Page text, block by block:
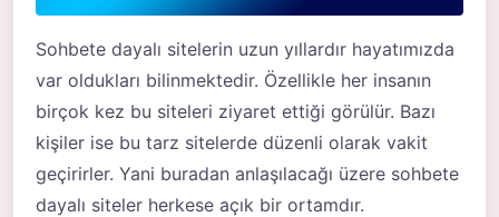
Sohbete dayalı sitelerin uzun yıllardır hayatımızda
var oldukları bilinmektedir. Özellikle her insanın
birçok kez bu siteleri ziyaret ettiği görülür. Bazı
kişiler ise bu tarz sitelerde düzenli olarak vakit
geçirirler. Yani buradan anlaşılacağı üzere sohbete
dayalı siteler herkese açık bir ortamdır.